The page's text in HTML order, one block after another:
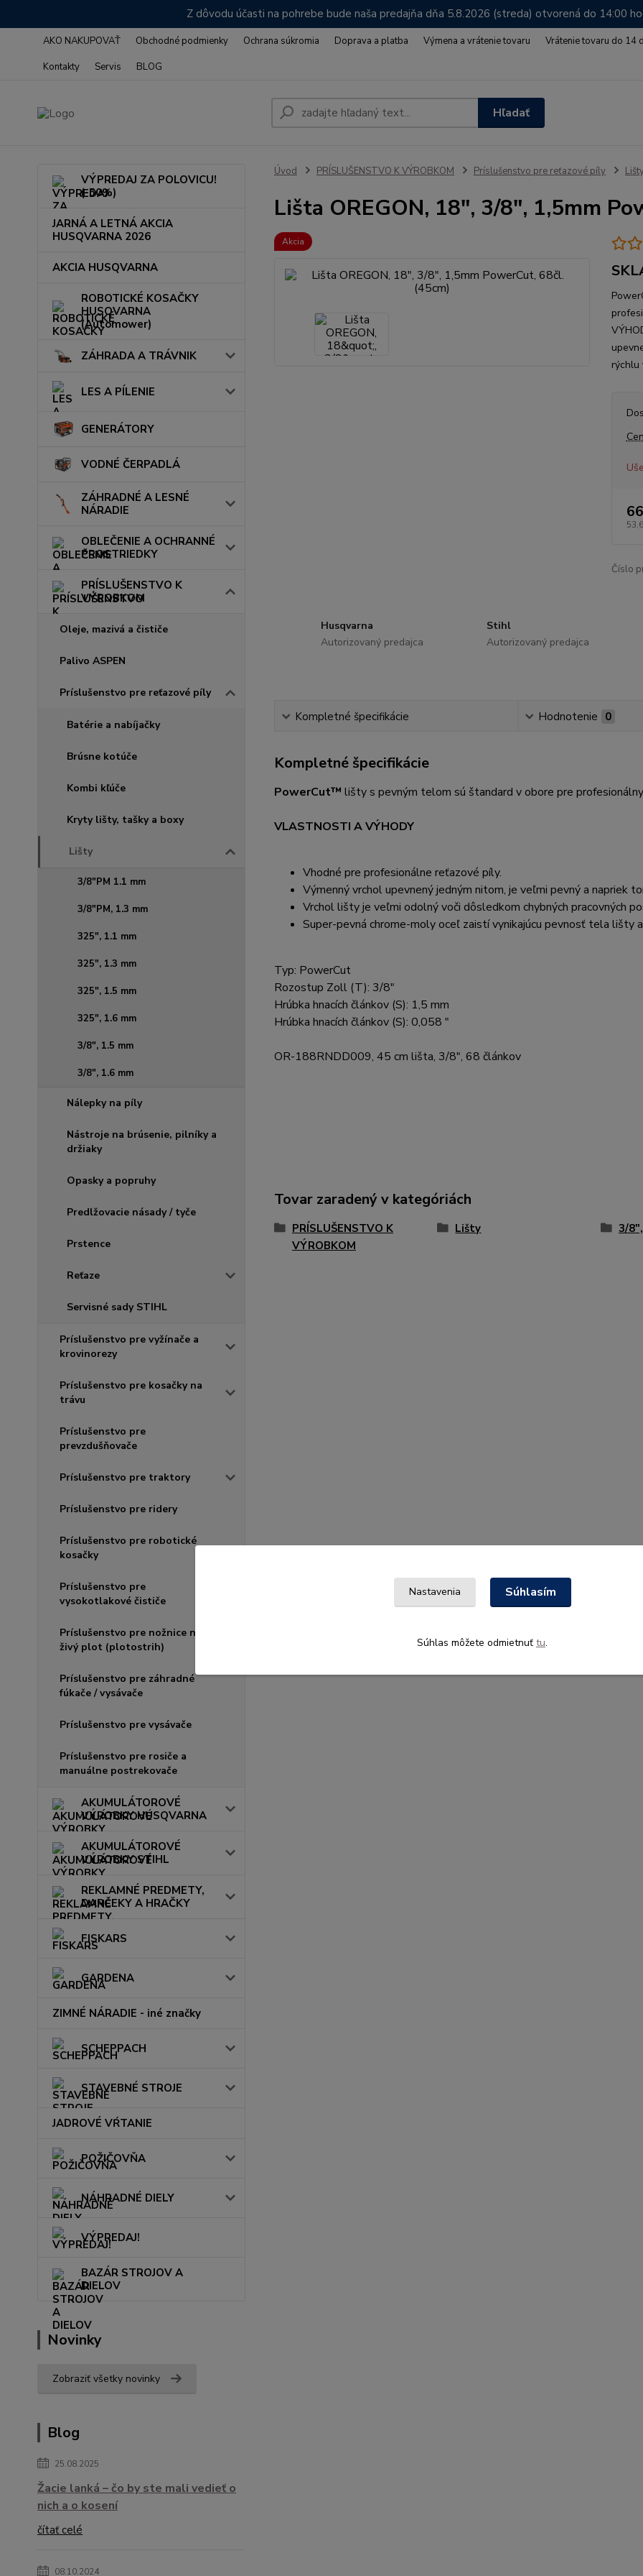
Z dôvodu účasti na pohrebe bude naša predajňa dňa 5.8.2026 (streda) otvorená do 14:00
AKO NAKUPOVAŤ Obchodné podmienky Ochrana súkromia Doprava a platba Výmena a vrátenie tovaru
Vrátenie tovaru do 14
Kontakty
Servis BLOG
Hľadať
VÝPREDAJ ZA POLOVICU!
(-50%)
JARNÁ A LETNÁ AKCIA
HUSQVARNA 2026
AKCIA HUSQVARNA
ROBOTICKÉ KOSAČKY
HUSQVARNA
(Automower)
ZÁHRADA A TRÁVNIK
LES A PÍLENIE
GENERÁTORY
VODNÉ ČERPADLÁ
ZÁHRADNÉ A LESNÉ
NÁRADIE
OBLEČENIE A OCHRANNÉ
PROSTRIEDKY
PRÍSLUŠENSTVO K
VÝROBKOM
Oleje, mazivá a čističe
Palivo ASPEN
Príslušenstvo pre reťazové píly
Batérie a nabíjačky
Brúsne kotúče
Kombi kľúče
Kryty lišty, tašky a boxy
Lišty
3/8"PM 1.1 mm
3/8"PM, 1.3 mm
325", 1.1 mm
325", 1.3 mm
325", 1.5 mm
325", 1.6 mm
3/8", 1.5 mm
3/8", 1.6 mm
Nálepky na píly
Nástroje na brúsenie, pilníky a
držiaky
Opasky a popruhy
Predlžovacie násady / tyče
Prstence
Reťaze
Servisné sady STIHL
Príslušenstvo pre vyžínače a
krovinorezy
Príslušenstvo pre kosačky na
trávu
Príslušenstvo pre
prevzdušňovače
Príslušenstvo pre traktory
Príslušenstvo pre ridery
Príslušenstvo pre robotické
kosačky
Príslušenstvo pre
vysokotlakové čističe
Príslušenstvo pre nožnice na
živý plot (plotostrih)
Príslušenstvo pre záhradné
fúkače / vysávače
Príslušenstvo pre vysávače
Príslušenstvo pre rosiče a
manuálne postrekovače
AKUMULÁTOROVÉ
VÝROBKY HUSQVARNA
AKUMULÁTOROVÉ
VÝROBKY STIHL
REKLAMNÉ PREDMETY,
DARČEKY A HRAČKY
FISKARS
GARDENA
ZIMNÉ NÁRADIE - iné značky
SCHEPPACH
STAVEBNÉ STROJE
JADROVÉ VŔTANIE
POŽIČOVŇA
NÁHRADNÉ DIELY
VÝPREDAJ!
BAZÁR STROJOV A
DIELOV
Novinky
Zobraziť všetky novinky
Blog
25.08.2025
Žacie lanká – čo by ste mali vedieť o
nich a o kosení
čítať celé
08.10.2024
Úvod PRÍSLUŠENSTVO K VÝROBKOM Príslušenstvo pre reťazové píly
Lišta OREGON, 18", 3/8", 1,5mm
Akcia
rýchlu
Číslo
Husqvarna
Autorizovaný predajca
Stihl
Autorizovaný predajca
Kompletné špecifikácie Hodnotenie 0
Kompletné špecifikácie
PowerCut™ lišty s pevným telom sú štandard v obore pre
VLASTNOSTI A VÝHODY
Vhodné pre profesionálne reťazové píly.
Výmenný vrchol upevnený jedným nitom, je veľmi pevný a napriek
Vrchol lišty je veľmi odolný voči dôsledkom chybných pracovných
Super-pevná chrome-moly oceľ zaistí vynikajúcu pevnosť tela lišty
Typ: PowerCut
Rozostup Zoll (T): 3/8"
Hrúbka hnacích článkov (S): 1,5 mm
Hrúbka hnacích článkov (S): 0,058 "
OR-188RNDD009, 45 cm lišta, 3/8", 68 článkov
Tovar zaradený v kategóriách
PRÍSLUŠENSTVO K
VÝROBKOM
Lišty 3/
Nastavenia Súhlasím
Súhlas môžete odmietnuť tu.